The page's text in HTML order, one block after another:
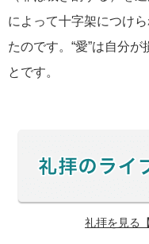
によって十字架につけ
たのです。“愛”は自分
とです。
礼拝を見る